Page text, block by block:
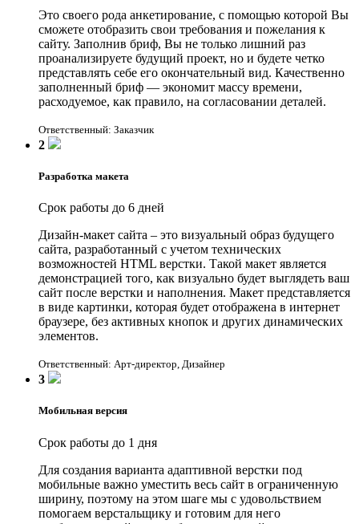
Это своего рода анкетирование, с помощью которой Вы
сможете отобразить свои требования и пожелания к
сайту. Заполнив бриф, Вы не только лишний раз
проанализируете будущий проект, но и будете четко
представлять себе его окончательный вид. Качественно
заполненный бриф — экономит массу времени,
расходуемое, как правило, на согласовании деталей.
Ответственный: Заказчик
2
Разработка макета
Срок работы до 6 дней
Дизайн-макет сайта – это визуальный образ будущего
сайта, разработанный с учетом технических
возможностей HTML верстки. Такой макет является
демонстрацией того, как визуально будет выглядеть ваш
сайт после верстки и наполнения. Макет представляется
в виде картинки, которая будет отображена в интернет
браузере, без активных кнопок и других динамических
элементов.
Ответственный: Арт-директор, Дизайнер
3
Мобильная версия
Срок работы до 1 дня
Для создания варианта адаптивной верстки под
мобильные важно уместить весь сайт в ограниченную
ширину, поэтому на этом шаге мы с удовольствием
помогаем верстальщику и готовим для него